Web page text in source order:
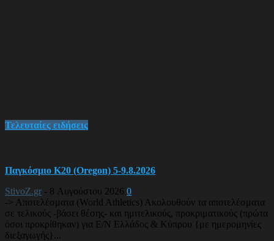
Τελευταίες ειδήσεις
Παγκόσμιο Κ20 (Oregon) 5-9.8.2026
StivoZ.gr - 8 Αυγούστου 2026 0
-> Αποτελέσματα (World Athletics) Ακολουθούν τα αποτελέσματα
σε τελικούς -βάσει θέσης- και ημιτελικούς, προκριματικούς (πρώτα
όσοι προκρίθηκαν) για Ε/Ν Ελλάδος & Κύπρου {με ημερομηνίες
διεξαγωγής}...